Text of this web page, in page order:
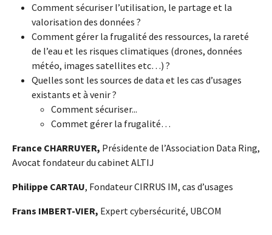
Comment sécuriser l’utilisation, le partage et la
valorisation des données ?
Comment gérer la frugalité des ressources, la rareté
de l’eau et les risques climatiques (drones, données
météo, images satellites etc…) ?
Quelles sont les sources de data et les cas d’usages
existants et à venir ?
Comment sécuriser...
Commet gérer la frugalité…
France CHARRUYER, Présidente de l’Association Data Ring,
Avocat fondateur du cabinet ALTIJ
Philippe CARTAU, Fondateur CIRRUS IM, cas d’usages
Frans IMBERT-VIER, Expert cybersécurité, UBCOM